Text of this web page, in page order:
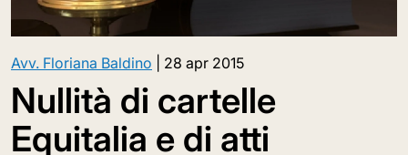
Avv. Floriana Baldino 28 apr 2015
Nullità di cartelle
Equitalia e di atti